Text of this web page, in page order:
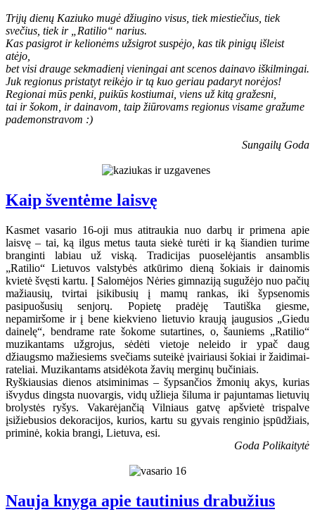
Trijų dienų Kaziuko mugė džiugino visus, tiek miestiečius, tiek
svečius, tiek ir „Ratilio“ narius.
Kas pasigrot ir kelionėms užsigrot suspėjo, kas tik pinigų išleist
atėjo,
bet visi drauge sekmadienį vieningai ant scenos dainavo iškilmingai.
Juk regionus pristatyt reikėjo ir tą kuo geriau padaryt norėjos!
Regionai mūs penki, puikūs kostiumai, viens už kitą gražesni,
tai ir šokom, ir dainavom, taip žiūrovams regionus visame gražume
pademonstravom :)
Sungailų Goda
Kaip šventėme laisvę
Kasmet vasario 16-oji mus atitraukia nuo darbų ir primena apie
laisvę – tai, ką ilgus metus tauta siekė turėti ir ką šiandien turime
branginti labiau už viską. Tradicijas puoselėjantis ansamblis
„Ratilio“ Lietuvos valstybės atkūrimo dieną šokiais ir dainomis
kvietė švęsti kartu. Į Salomėjos Nėries gimnaziją sugužėjo nuo pačių
mažiausių, tvirtai įsikibusių į mamų rankas, iki šypsenomis
pasipuošusių senjorų. Popietę pradėję Tautiška giesme,
nepamiršome ir į bene kiekvieno lietuvio kraują įaugusios „Giedu
dainelę“, bendrame rate šokome sutartines, o, šauniems „Ratilio“
muzikantams užgrojus, sėdėti vietoje neleido ir ypač daug
džiaugsmo mažiesiems svečiams suteikė įvairiausi šokiai ir žaidimai-
rateliai. Muzikantams atsidėkota žavių merginų bučiniais.
Ryškiausias dienos atsiminimas – šypsančios žmonių akys, kurias
išvydus dingsta nuovargis, vidų užlieja šiluma ir pajuntamas lietuvių
brolystės ryšys. Vakarėjančią Vilniaus gatvę apšvietė trispalve
įsižiebusios dekoracijos, kurios, kartu su gyvais renginio įspūdžiais,
priminė, kokia brangi, Lietuva, esi.
Goda Polikaitytė
Nauja knyga apie tautinius drabužius